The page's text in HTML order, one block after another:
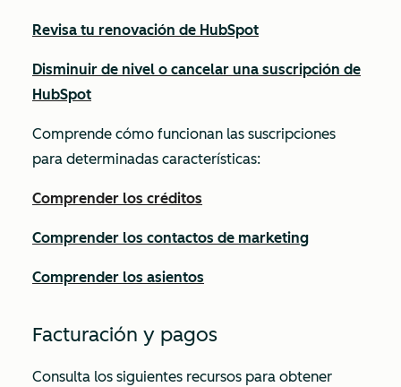
Revisa tu renovación de HubSpot
Disminuir de nivel o cancelar una suscripción de
HubSpot
Comprende cómo funcionan las suscripciones
para determinadas características:
Comprender los créditos
Comprender los contactos de marketing
Comprender los asientos
Facturación y pagos
Consulta los siguientes recursos para obtener